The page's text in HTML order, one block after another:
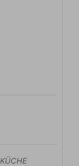
KÜCHE